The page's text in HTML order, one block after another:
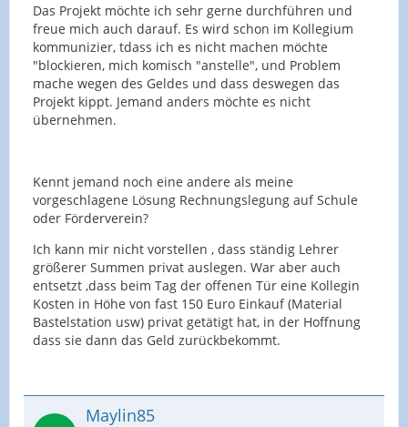
Das Projekt möchte ich sehr gerne durchführen und
freue mich auch darauf. Es wird schon im Kollegium
kommunizier, tdass ich es nicht machen möchte
"blockieren, mich komisch "anstelle", und Problem
mache wegen des Geldes und dass deswegen das
Projekt kippt. Jemand anders möchte es nicht
übernehmen.
Kennt jemand noch eine andere als meine
vorgeschlagene Lösung Rechnungslegung auf Schule
oder Förderverein?
Ich kann mir nicht vorstellen , dass ständig Lehrer
größerer Summen privat auslegen. War aber auch
entsetzt ,dass beim Tag der offenen Tür eine Kollegin
Kosten in Höhe von fast 150 Euro Einkauf (Material
Bastelstation usw) privat getätigt hat, in der Hoffnung
dass sie dann das Geld zurückbekommt.
Maylin85